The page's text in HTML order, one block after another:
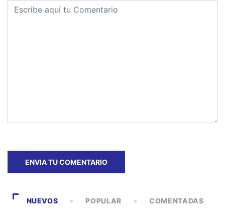
NUEVOS POPULAR COMENTADAS